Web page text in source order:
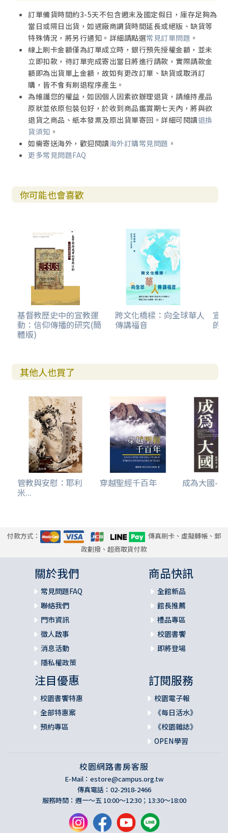
第一節 時代背景
第二節 基督教的靈性復興運動
第三節 近代宣教運動的興起
第四節 威廉·克理的主要宣教策略
第五節 總結與反思
第十章 殖民主義時期基督教的宣教模式（1850-1950年）
第一節 時代背景
第二節 主要的宣教運動
第三節 主要的宣教領袖及會議
第四節 主要的宣教策略
第五節 殖民主義時期普世宣教的進展
第六節 總結與反思
第十一章 當代基督教的宣教模式（1950-2000年）
第一節 時代背景
第四節 主要的宣教策略
第五節 總結與反思
第十二章 21世紀宣教的前瞻
第一節 21世紀時代的挑戰與契機
第二節 21世紀基督教內部的挑戰
第三節 21世紀普世宣教的現況
第四節 21世紀宣教策略之模式轉移
第五節 21世紀普世宣教的評估與展望
訂單備貨時間約3-5天不包含週末及國定假日，庫存足夠為
當日或隔日出貨，如遇廠商調貨時間延長或絕版、缺貨等
特殊情況，將另行通知。詳細請點選常見訂單問題 。
線上刷卡金額僅為訂單成立時，銀行預先授權金額，並未
立即扣款，待訂單完成寄出當日將進行請款，實際請款金
額即為出貨單上金額，故如有更改訂單、缺貨或取消訂
購，皆不會有刷退程序產生。
為維護您的權益，如因個人因素欲辦理退貨，請維持產品
原狀並依原包裝包好，於收到商品鑑賞期七天內，將與欲
退貨之商品、紙本發票及原出貨單寄回。詳細可閱讀退換
貨須知 。
如需寄送海外，歡迎閱讀海外訂購常見問題 。
更多常見問題FAQ
你可能也會喜歡
基督教歷史中的宣教運
動：信仰傳播的研究(簡
體版)
跨文化橋樑：向全球華人
傳講福音
宣
的
其他人也買了
管教與安慰：耶利
米...
穿越聖經千百年 成為大國--
付款方式：
傳真刷卡、虛擬轉帳、郵
政劃撥、超商取貨付款
關於我們
常見問題FAQ
聯絡我們
門市資訊
徵人啟事
消息活動
隱私權政策
商品快訊
全館新品
館長推薦
禮品專區
校園書饗
即將登場
注目優惠
校園書饗特惠
全部特惠案
預約專區
訂閱服務
校園電子報
《每日活水》
《校園雜誌》
OPEN學習
校園網路書房客服
E-Mail： estore@campus.org.tw
傳真電話：02-2918-2466
服務時間：週一～五 10:00～12:30；13:30～18:00